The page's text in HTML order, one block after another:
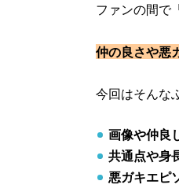
ファンの間で
仲の良さや悪
今回はそんな
画像や仲良
共通点や身
悪ガキエピ